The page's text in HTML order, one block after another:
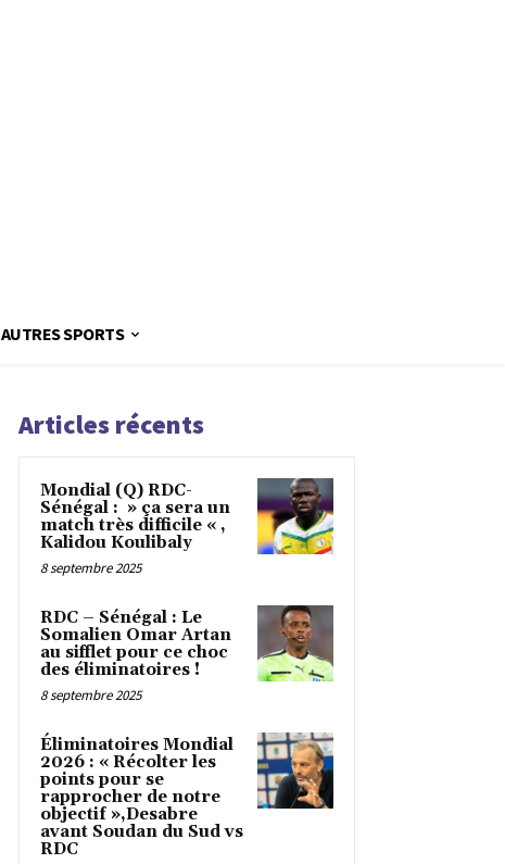
AUTRES SPORTS
Articles récents
Mondial (Q) RDC-
Sénégal : » ça sera un
match très difficile « ,
Kalidou Koulibaly
8 septembre 2025
RDC – Sénégal : Le
Somalien Omar Artan
au sifflet pour ce choc
des éliminatoires !
8 septembre 2025
Éliminatoires Mondial
2026 : « Récolter les
points pour se
rapprocher de notre
objectif »,Desabre
avant Soudan du Sud vs
RDC